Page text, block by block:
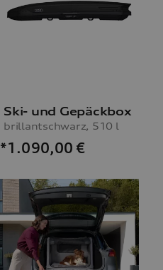
Ski- und Gepäckbox
brillantschwarz, 510 l
*1.090,00 €